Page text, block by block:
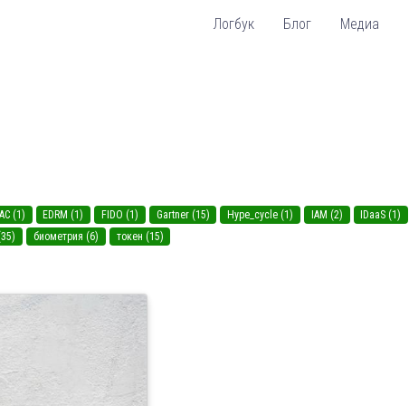
Логбук Блог Медиа
(1) EDRM (1) FIDO (1) Gartner (15) Hype_cycle (1) IAM (2) IDaaS (1)
биометрия (6) токен (15)